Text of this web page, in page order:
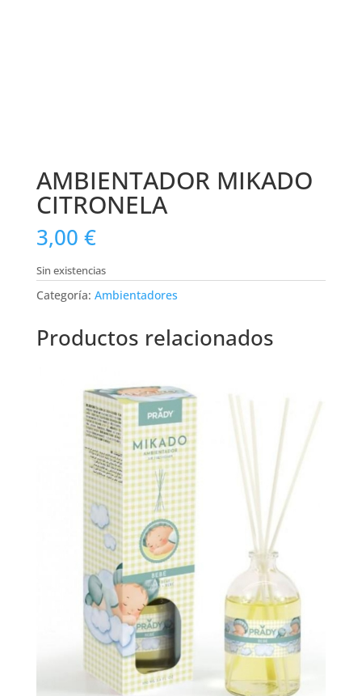
AMBIENTADOR MIKADO
CITRONELA
3,00 €
Sin existencias
Categoría: Ambientadores
Productos relacionados